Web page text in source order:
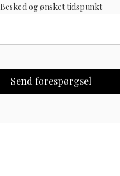
Besked og ønsket tidspunkt